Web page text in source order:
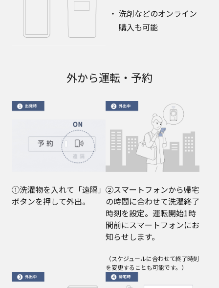
洗剤などのオンライン
購入も可能
外から運転・予約
①洗濯物を入れて「遠隔」
ボタンを押して外出。
②スマートフォンから帰宅
の時間に合わせて洗濯終了
時刻を設定。運転開始1時
間前にスマートフォンにお
知らせします。
（スケジュールに合わせて終了時刻
を変更することも可能です。）